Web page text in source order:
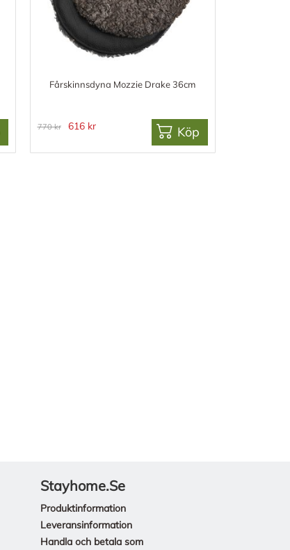
Fårskinnsdyna Mozzie Drake 36cm
770 kr 616 kr Köp
Stayhome.se
Produktinformation
Leveransinformation
Handla och betala som